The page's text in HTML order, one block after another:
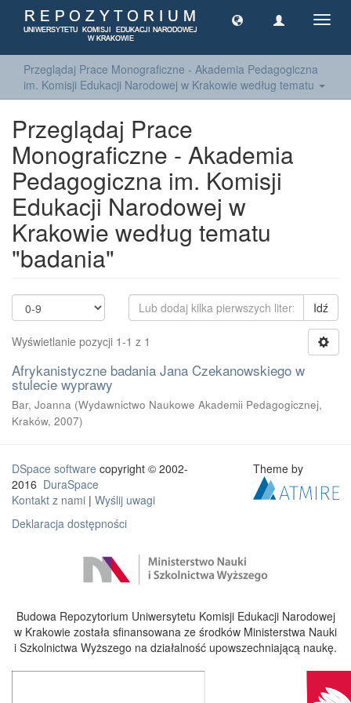
Przeglądaj Prace Monograficzne - Akademia Pedagogiczna
im. Komisji Edukacji Narodowej w Krakowie według tematu
Przeglądaj Prace
Monograficzne - Akademia
Pedagogiczna im. Komisji
Edukacji Narodowej w
Krakowie według tematu
"badania"
Idź
Wyświetlanie pozycji 1-1 z 1
Afrykanistyczne badania Jana Czekanowskiego w
stulecie wyprawy
Bar, Joanna (Wydawnictwo Naukowe Akademii Pedagogicznej,
Kraków, 2007)
DSpace software copyright © 2002-
2016 DuraSpace
Kontakt z nami | Wyślij uwagi
Deklaracja dostępności
Theme by
Budowa Repozytorium Uniwersytetu Komisji Edukacji Narodowej
w Krakowie została sfinansowana ze środków Ministerstwa Nauki
i Szkolnictwa Wyższego na działalność upowszechniającą naukę.